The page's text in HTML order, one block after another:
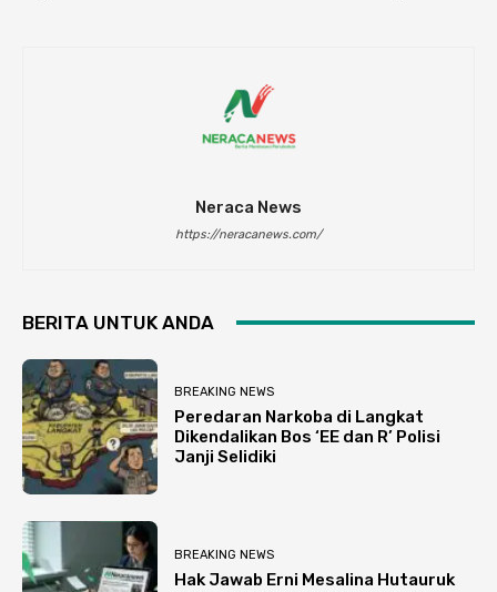
Neraca News
https://neracanews.com/
BERITA UNTUK ANDA
BREAKING NEWS
Peredaran Narkoba di Langkat
Dikendalikan Bos ‘EE dan R’ Polisi
Janji Selidiki
BREAKING NEWS
Hak Jawab Erni Mesalina Hutauruk